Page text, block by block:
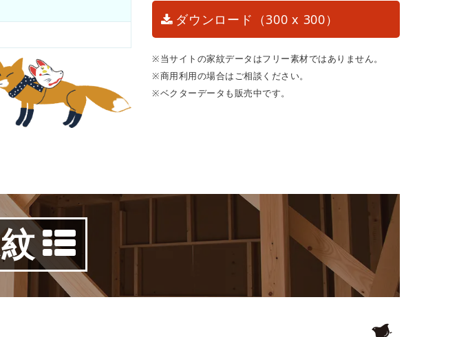
ダウンロード（300 x 300）
※当サイトの家紋データはフリー素材ではありません。
※商用利用の場合はご相談ください。
※ベクターデータも販売中です。